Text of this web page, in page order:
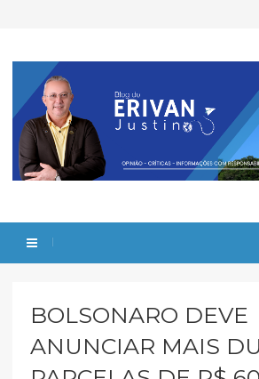
BOLSONARO DEVE
ANUNCIAR MAIS